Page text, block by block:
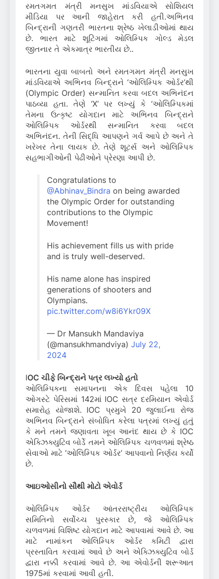
રમતગમત મંત્રી મનસુખ માંડવિયાએ સોશિયલ
મીડિયા પર આની જાહેરાત કરી હતી.અભિનવ
બિન્દ્રાની ગણતરી ભારતના શ્રેષ્ઠ ખેલાડીઓમાં થાય
છે. ભારત માટે શૂટિંગમાં ઓલિમ્પિક ગોલ્ડ મેડલ
જીતનાર તે એકમાત્ર ભારતીય છે..
ભારતના યુવા બાબતો અને રમતગમત મંત્રી મનસુખ
માંડવિયાએ અભિનવ બિન્દ્રાને ‘ઓલિમ્પિક ઓર્ડર’થી
(Olympic Order) સન્માનિત કરવા બદલ અભિનંદન
પાઠવ્યા હતા. તેણે ‘X’ પર લખ્યું કે ‘ઓલિમ્પિકમાં
તેમના ઉત્કૃષ્ટ યોગદાન માટે અભિનવ બિન્દ્રાને
ઓલિમ્પિક ઓર્ડરથી સન્માનિત કરવા બદલ
અભિનંદન. તેની સિદ્ધિ આપણને ગર્વ આપે છે અને તે
ખરેખર તેના લાયક છે. તેણે શૂટર્સ અને ઓલિમ્પિક
સહભાગીઓની પેઢીઓને પ્રેરણા આપી છે.
Congratulations to
@Abhinav_Bindra on being awarded
the Olympic Order for outstanding
contributions to the Olympic
Movement!
His achievement fills us with pride
and is truly well-deserved.
His name alone has inspired
generations of shooters and
Olympians.
pic.twitter.com/w8i6Ykr09X
— Dr Mansukh Mandaviya
(@mansukhmandviya) July 22,
2024
IOC ચીફે બિન્દ્રાને પત્ર લખ્યો હતો
ઓલિમ્પિકના સમાપનના એક દિવસ પહેલા 10
ઓગસ્ટે પેરિસમાં 142માં IOC સત્ર દરમિયાન એવોર્ડ
સમારોહ યોજાશે. IOC પ્રમુખે 20 જુલાઈના રોજ
અભિનવ બિન્દ્રાને સંબોધિત કરેલા પત્રમાં લખ્યું હતું
કે મને તમને જણાવતા ખૂબ આનંદ થાય છે કે IOC
એક્ઝિક્યુટિવ બોર્ડે તમને ઓલિમ્પિક ચળવળમાં શ્રેષ્ઠ
સેવાઓ માટે ‘ઓલિમ્પિક ઓર્ડર’ આપવાનો નિર્ણય કર્યો
છે.
આઇઓસીનો સૌથી મોટો એવોર્ડ
ઓલિમ્પિક ઓર્ડર આંતરરાષ્ટ્રીય ઓલિમ્પિક
સમિતિનો સર્વોચ્ચ પુરસ્કાર છે, જે ઓલિમ્પિક
ચળવળમાં વિશિષ્ટ યોગદાન માટે આપવામાં આવે છે. આ
માટે નામાંકન ઓલિમ્પિક ઓર્ડર કમિટી દ્વારા
પ્રસ્તાવિત કરવામાં આવે છે અને એક્ઝિક્યુટિવ બોર્ડ
દ્વારા નક્કી કરવામાં આવે છે. આ એવોર્ડની શરૂઆત
1975માં કરવામાં આવી હતી.